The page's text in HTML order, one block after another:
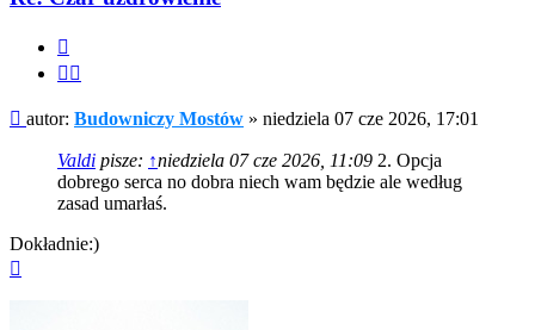
Post
autor: Budowniczy Mostów » niedziela 07 cze 2026, 17:01
Valdi pisze: ↑niedziela 07 cze 2026, 11:09 2. Opcja
dobrego serca no dobra niech wam będzie ale według
zasad umarłaś.
Dokładnie:)